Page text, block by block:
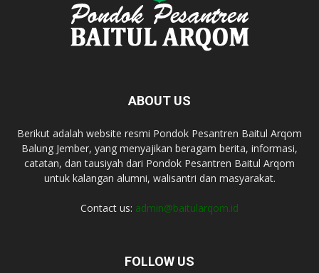
ABOUT US
Berikut adalah website resmi Pondok Pesantren Baitul Arqom
Balung Jember, yang menyajikan beragam berita, informasi,
catatan, dan tausiyah dari Pondok Pesantren Baitul Arqom
untuk kalangan alumni, walisantri dan masyarakat.
Contact us: admin@baitularqom.id
FOLLOW US